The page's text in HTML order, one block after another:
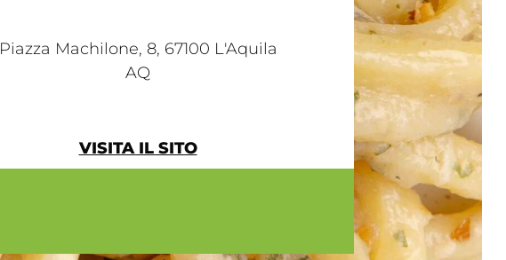
Piazza Machilone, 8, 67100 L'Aquila
AQ
VISITA IL SITO